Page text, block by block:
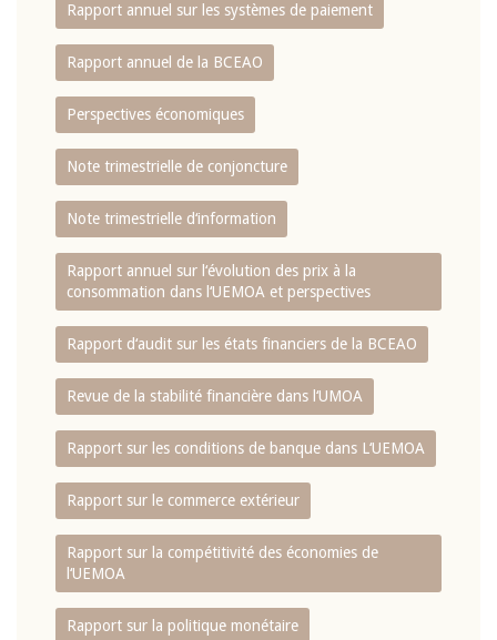
Rapport annuel sur les systèmes de paiement
Rapport annuel de la BCEAO
Perspectives économiques
Note trimestrielle de conjoncture
Note trimestrielle d‘information
Rapport annuel sur l‘évolution des prix à la
consommation dans l‘UEMOA et perspectives
Rapport d‘audit sur les états financiers de la BCEAO
Revue de la stabilité financière dans l‘UMOA
Rapport sur les conditions de banque dans L‘UEMOA
Rapport sur le commerce extérieur
Rapport sur la compétitivité des économies de
l‘UEMOA
Rapport sur la politique monétaire